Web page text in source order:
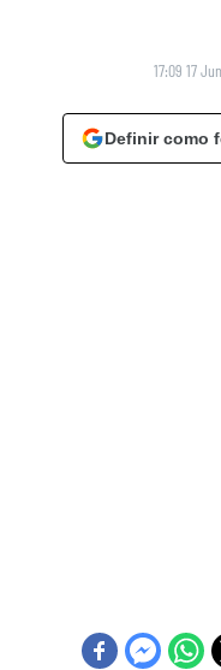
17:09 17
Definir como